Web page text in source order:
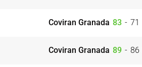
Coviran Granada 83 - 71
Coviran Granada 89 - 86